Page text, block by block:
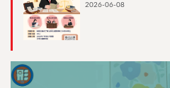
2026-06-08